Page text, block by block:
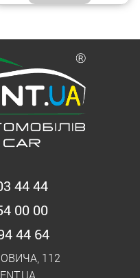
44 44
00 00
44 64
112